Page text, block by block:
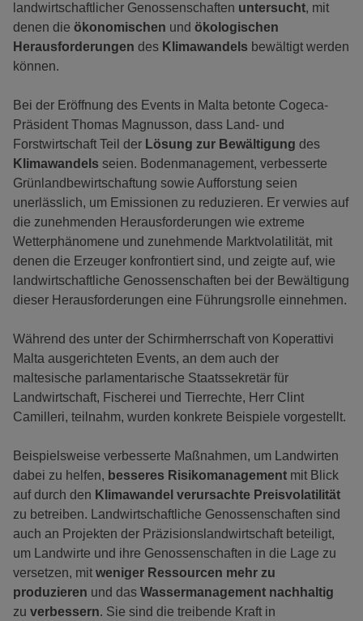
landwirtschaftlicher Genossenschaften untersucht, mit
denen die ökonomischen und ökologischen
Herausforderungen des Klimawandels bewältigt werden
können.
Bei der Eröffnung des Events in Malta betonte Cogeca-
Präsident Thomas Magnusson, dass Land- und
Forstwirtschaft Teil der Lösung zur Bewältigung des
Klimawandels seien. Bodenmanagement, verbesserte
Grünlandbewirtschaftung sowie Aufforstung seien
unerlässlich, um Emissionen zu reduzieren. Er verwies auf
die zunehmenden Herausforderungen wie extreme
Wetterphänomene und zunehmende Marktvolatilität, mit
denen die Erzeuger konfrontiert sind, und zeigte auf, wie
landwirtschaftliche Genossenschaften bei der Bewältigung
dieser Herausforderungen eine Führungsrolle einnehmen.
Während des unter der Schirmherrschaft von Koperattivi
Malta ausgerichteten Events, an dem auch der
maltesische parlamentarische Staatssekretär für
Landwirtschaft, Fischerei und Tierrechte, Herr Clint
Camilleri, teilnahm, wurden konkrete Beispiele vorgestellt.
Beispielsweise verbesserte Maßnahmen, um Landwirten
dabei zu helfen, besseres Risikomanagement mit Blick
auf durch den Klimawandel verursachte Preisvolatilität
zu betreiben. Landwirtschaftliche Genossenschaften sind
auch an Projekten der Präzisionslandwirtschaft beteiligt,
um Landwirte und ihre Genossenschaften in die Lage zu
versetzen, mit weniger Ressourcen mehr zu
produzieren und das Wassermanagement nachhaltig
zu verbessern. Sie sind die treibende Kraft in